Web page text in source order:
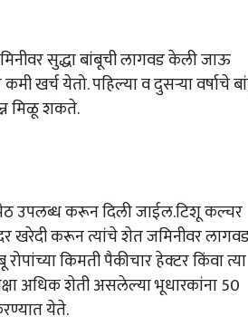
सुद्धा बांबूची लागवड केली जाऊ
खर्च येतो. पहिल्या व दुसऱ्या वर्षाचे
मिळू शकते.
उपलब्ध करून दिली जाईल.टिशू कल्चर
खरेदी करून त्यांचे शेत जमिनीवर
किमती पैकीचार हेक्‍टर किंवा त्या
अधिक शेती असलेल्या भूधारकांना 50
येते.